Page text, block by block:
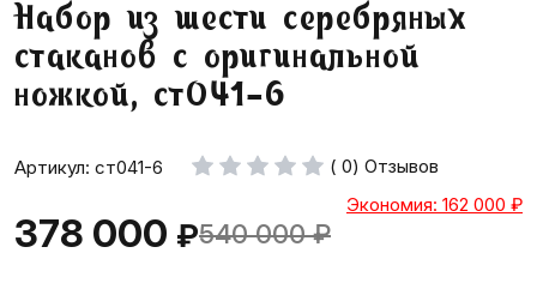
Набор из шести серебряных
стаканов с оригинальной
ножкой, ст041-6
Артикул: ст041-6 ( 0) Отзывов
378 000 ₽540 000 ₽
Экономия: 162 000 ₽